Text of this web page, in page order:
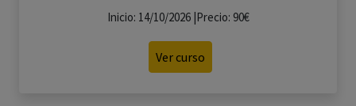
Inicio: 14/10/2026 |Precio: 90€
Ver curso